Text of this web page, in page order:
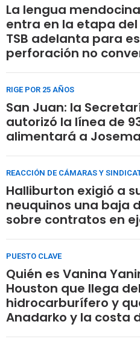
La lengua
entra en la etapa
TSB adelanta para
perforación no
RIGE POR 25 AÑOS
San Juan: la
autorizó la línea de
alimentará a
REACCIÓN DE CÁMARAS Y
Halliburton exigió a
neuquinos una baja
sobre contratos en
PUESTO CLAVE
Quién es Vanina
Houston que llega
hidrocarburífero y
Anadarko y la costa